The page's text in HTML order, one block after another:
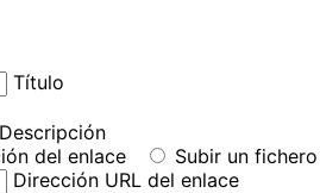
Título
Descripción
del enlace
Subir un fichero
Dirección URL del enlace